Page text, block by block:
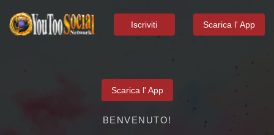
Iscriviti Scarica l' App
Scarica l' App
BENVENUTO!